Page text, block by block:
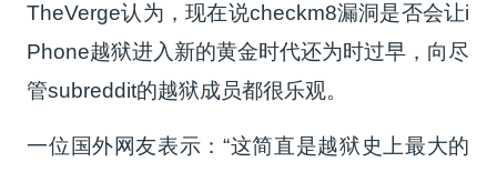
TheVerge认为，现在说checkm8漏洞是否会让i
Phone越狱进入新的黄金时代还为时过早，向尽
管subreddit的越狱成员都很乐观。
一位国外网友表示：“这简直是越狱史上最大的